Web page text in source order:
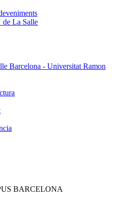
La Salle
Barcelona - Universitat Ramon
BARCELONA